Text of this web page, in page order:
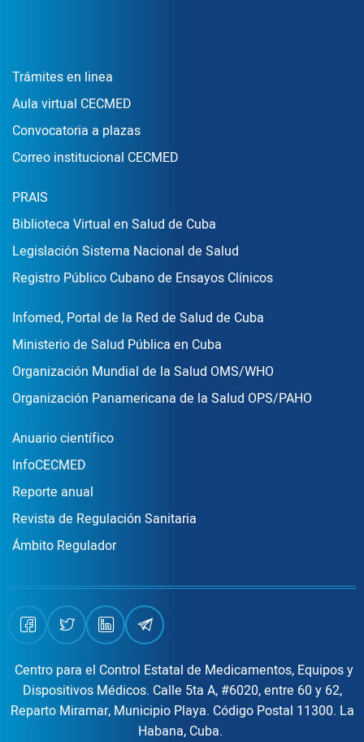
Enlace Footer1
Trámites en linea
Aula virtual CECMED
Convocatoria a plazas
Correo institucional CECMED
Enlace Footer2
PRAIS
Biblioteca Virtual en Salud de Cuba
Legislación Sistema Nacional de Salud
Registro Público Cubano de Ensayos Clínicos
Enlace Footer3
Infomed, Portal de la Red de Salud de Cuba
Ministerio de Salud Pública en Cuba
Organización Mundial de la Salud OMS/WHO
Organización Panamericana de la Salud OPS/PAHO
Publicaciones
Anuario científico
InfoCECMED
Reporte anual
Revista de Regulación Sanitaria
Ámbito Regulador
Centro para el Control Estatal de Medicamentos, Equipos y
Dispositivos Médicos. Calle 5ta A, #6020, entre 60 y 62,
Reparto Miramar, Municipio Playa. Código Postal 11300. La
Habana, Cuba.